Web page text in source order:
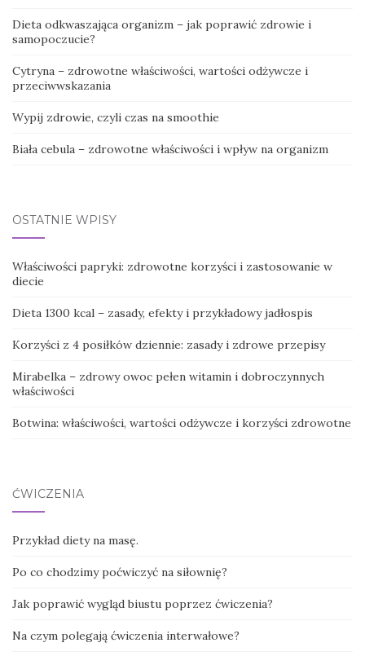
Dieta odkwaszająca organizm – jak poprawić zdrowie i
samopoczucie?
Cytryna – zdrowotne właściwości, wartości odżywcze i
przeciwwskazania
Wypij zdrowie, czyli czas na smoothie
Biała cebula – zdrowotne właściwości i wpływ na organizm
OSTATNIE WPISY
Właściwości papryki: zdrowotne korzyści i zastosowanie w
diecie
Dieta 1300 kcal – zasady, efekty i przykładowy jadłospis
Korzyści z 4 posiłków dziennie: zasady i zdrowe przepisy
Mirabelka – zdrowy owoc pełen witamin i dobroczynnych
właściwości
Botwina: właściwości, wartości odżywcze i korzyści zdrowotne
ĆWICZENIA
Przykład diety na masę.
Po co chodzimy poćwiczyć na siłownię?
Jak poprawić wygląd biustu poprzez ćwiczenia?
Na czym polegają ćwiczenia interwałowe?